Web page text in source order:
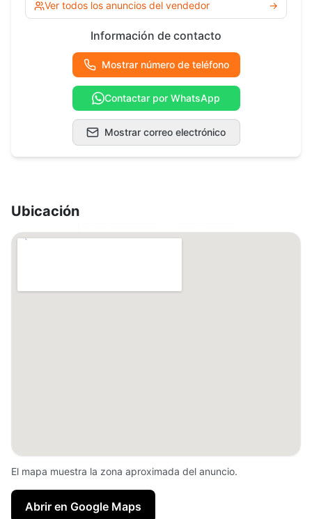
Ver todos los anuncios del vendedor →
Información de contacto
Mostrar número de teléfono
Contactar por WhatsApp
Mostrar correo electrónico
Ubicación
El mapa muestra la zona aproximada del anuncio.
Abrir en Google Maps